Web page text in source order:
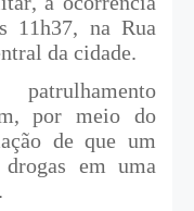
11h37, na Rua
da cidade.
por meio do
de que um
drogas em uma